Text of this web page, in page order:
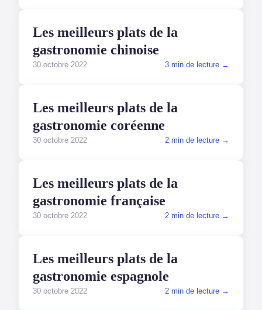
Les meilleurs plats de la
gastronomie chinoise
30 octobre 2022 3 min de lecture →
Les meilleurs plats de la
gastronomie coréenne
30 octobre 2022 2 min de lecture →
Les meilleurs plats de la
gastronomie française
30 octobre 2022 2 min de lecture →
Les meilleurs plats de la
gastronomie espagnole
30 octobre 2022 2 min de lecture →